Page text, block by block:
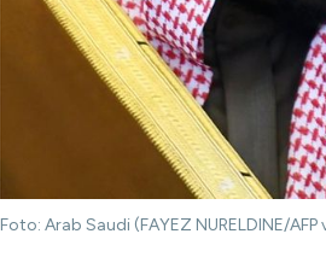
Foto: Arab Saudi (FAYEZ NURELDINE/